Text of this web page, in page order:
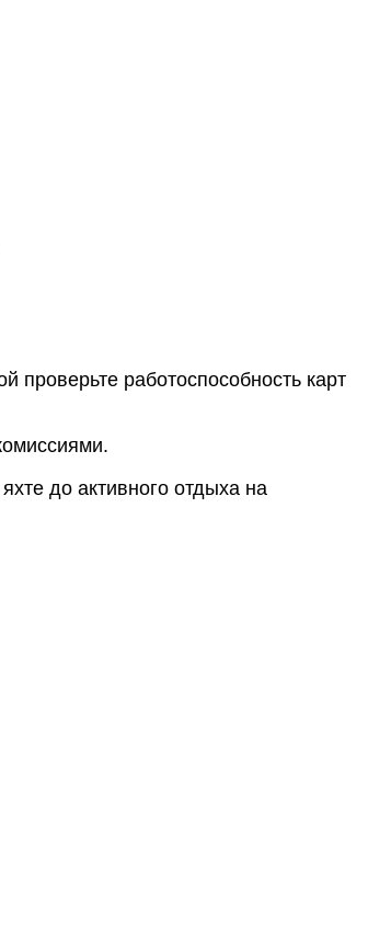
работоспособность карт
до активного отдыха на